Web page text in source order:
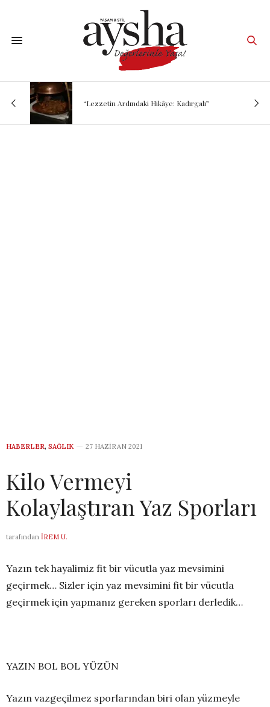
“Lezzetin Ardındaki Hikâye: Kadırgalı”
HABERLER, SAĞLIK 27 HAZIRAN 2021
Kilo Vermeyi
Kolaylaştıran Yaz Sporları
tarafından İREM U.
Yazın tek hayalimiz fit bir vücutla yaz mevsimini
geçirmek… Sizler için yaz mevsimini fit bir vücutla
geçirmek için yapmanız gereken sporları derledik…
YAZIN BOL BOL YÜZÜN
Yazın vazgeçilmez sporlarından biri olan yüzmeyle